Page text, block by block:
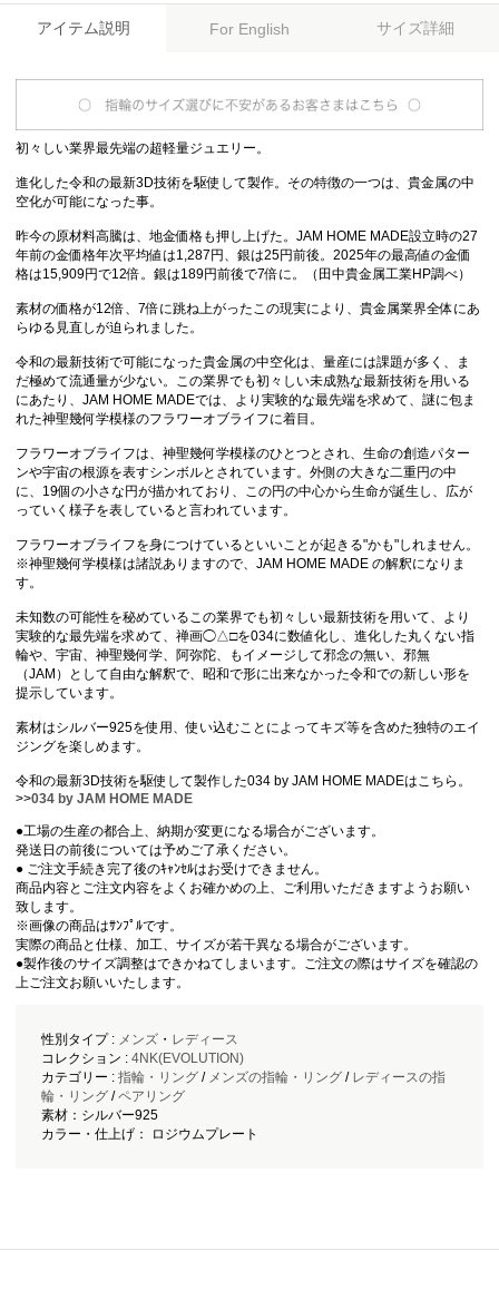
アイテム説明 For English サイズ詳細
初々しい業界最先端の超軽量ジュエリー。
進化した令和の最新3D技術を駆使して製作。その特徴の一つは、貴金属の中
空化が可能になった事。
昨今の原材料高騰は、地金価格も押し上げた。JAM HOME MADE設立時の27
年前の金価格年次平均値は1,287円、銀は25円前後。2025年の最高値の金価
格は15,909円で12倍。銀は189円前後で7倍に。（田中貴金属工業HP調べ）
素材の価格が12倍、7倍に跳ね上がったこの現実により、貴金属業界全体にあ
らゆる見直しが迫られました。
令和の最新技術で可能になった貴金属の中空化は、量産には課題が多く、ま
だ極めて流通量が少ない。この業界でも初々しい未成熟な最新技術を用いる
にあたり、JAM HOME MADEでは、より実験的な最先端を求めて、謎に包ま
れた神聖幾何学模様のフラワーオブライフに着目。
フラワーオブライフは、神聖幾何学模様のひとつとされ、生命の創造パター
ンや宇宙の根源を表すシンボルとされています。外側の大きな二重円の中
に、19個の小さな円が描かれており、この円の中心から生命が誕生し、広が
っていく様子を表していると言われています。
フラワーオブライフを身につけているといいことが起きる"かも"しれません。
※神聖幾何学模様は諸説ありますので、JAM HOME MADE の解釈になりま
す。
未知数の可能性を秘めているこの業界でも初々しい最新技術を用いて、より
実験的な最先端を求めて、禅画◯△□を034に数値化し、進化した丸くない指
輪や、宇宙、神聖幾何学、阿弥陀、もイメージして邪念の無い、邪無
（JAM）として自由な解釈で、昭和で形に出来なかった令和での新しい形を
提示しています。
素材はシルバー925を使用、使い込むことによってキズ等を含めた独特のエイ
ジングを楽しめます。
令和の最新3D技術を駆使して製作した034 by JAM HOME MADEはこちら。
>>034 by JAM HOME MADE
●工場の生産の都合上、納期が変更になる場合がございます。
発送日の前後については予めご了承ください。
● ご注文手続き完了後のｷｬﾝｾﾙはお受けできません。
商品内容とご注文内容をよくお確かめの上、ご利用いただきますようお願い
致します。
※画像の商品はｻﾝﾌﾟﾙです。
実際の商品と仕様、加工、サイズが若干異なる場合がございます。
●製作後のサイズ調整はできかねてしまいます。ご注文の際はサイズを確認の
上ご注文お願いいたします。
性別タイプ : メンズ・ レディース
コレクション : 4NK(EVOLUTION)
カテゴリー : 指輪・リング/ メンズの指輪・リング/ レディースの指
輪・リング/ペアリング
素材：シルバー925
カラー・仕上げ： ロジウムプレート